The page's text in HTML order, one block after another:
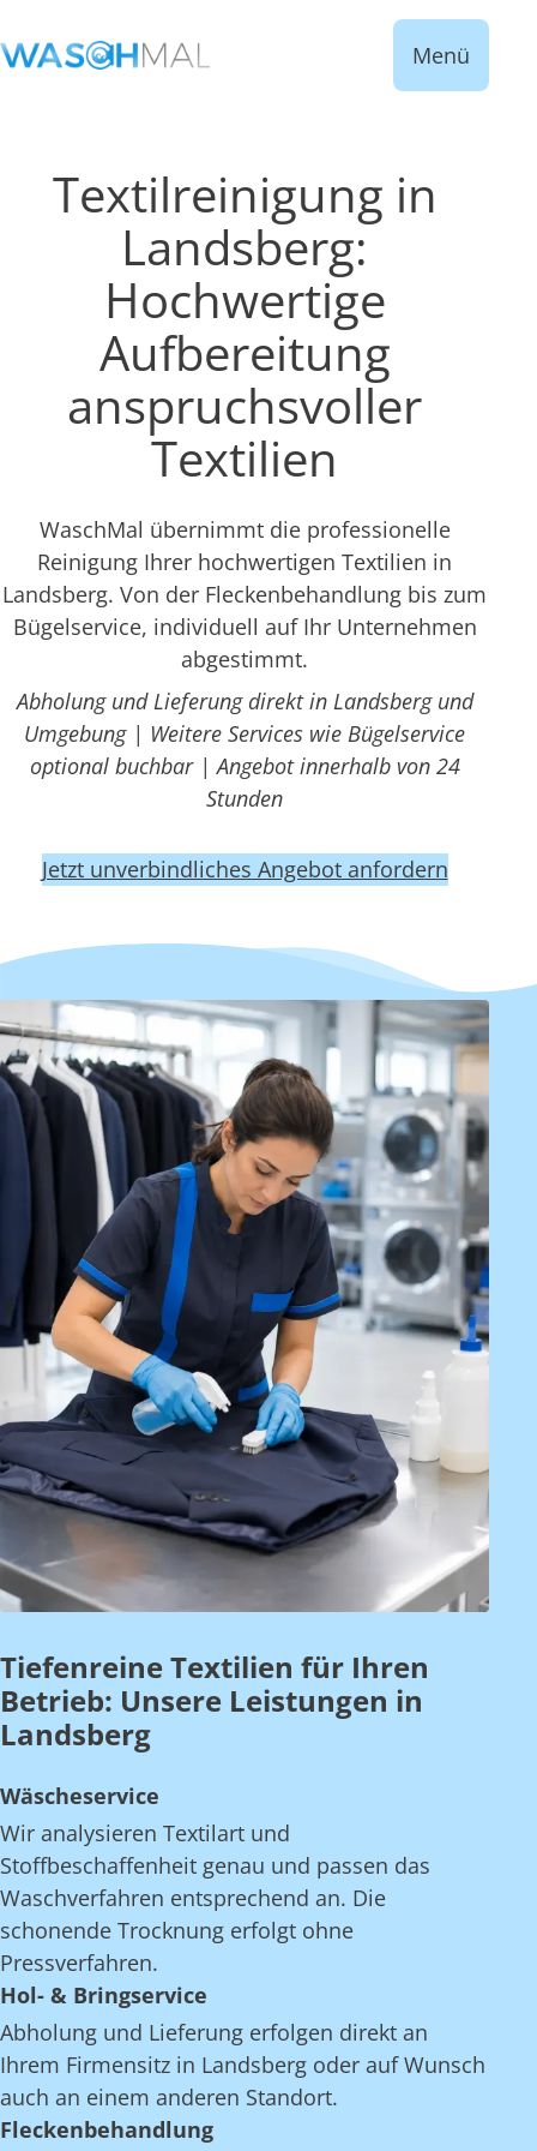
Menü
Textilreinigung in
Landsberg:
Hochwertige
Aufbereitung
anspruchsvoller
Textilien
WaschMal übernimmt die professionelle
Reinigung Ihrer hochwertigen Textilien in
Landsberg. Von der Fleckenbehandlung bis zum
Bügelservice, individuell auf Ihr Unternehmen
abgestimmt.
Abholung und Lieferung direkt in Landsberg und
Umgebung | Weitere Services wie Bügelservice
optional buchbar | Angebot innerhalb von 24
Stunden
Jetzt unverbindliches Angebot anfordern
Tiefenreine Textilien für Ihren
Betrieb: Unsere Leistungen in
Landsberg
Wäscheservice
Wir analysieren Textilart und
Stoffbeschaffenheit genau und passen das
Waschverfahren entsprechend an. Die
schonende Trocknung erfolgt ohne
Pressverfahren.
Hol- & Bringservice
Abholung und Lieferung erfolgen direkt an
Ihrem Firmensitz in Landsberg oder auf Wunsch
auch an einem anderen Standort.
Fleckenbehandlung